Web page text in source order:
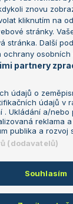
Reklama
údajů
znovu
kliknutím na
stránky.
stránka. Další
ochrany osobních
partnery
údajů o
údajů v
. Ukládání a/
reklama
publika a rozvoj
(dodavatelů)
Souhlasím